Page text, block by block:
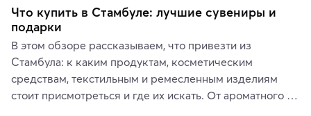
Что купить в Стамбуле: лучшие сувениры и
подарки
В этом обзоре рассказываем, что привезти из
Стамбула: к каким продуктам, косметическим
средствам, текстильным и ремесленным изделиям
стоит присмотреться и где их искать. От ароматного